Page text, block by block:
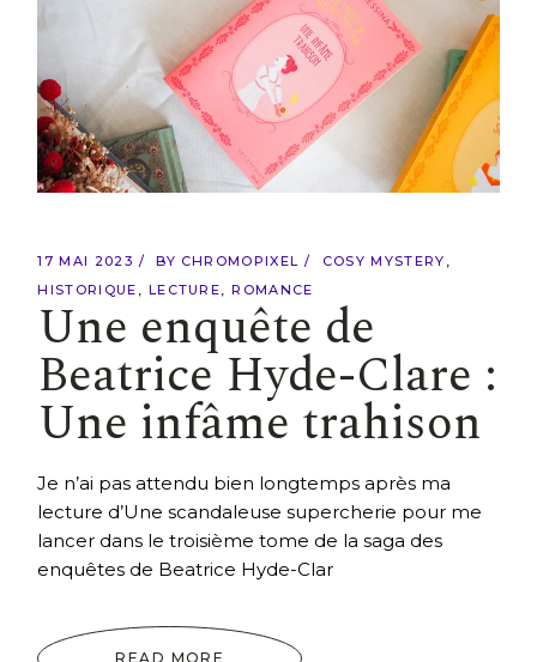
17 MAI 2023 BY CHROMOPIXEL
COSY MYSTERY
HISTORIQUE
LECTURE ROMANCE
Une enquête de
Beatrice Hyde-Clare :
Une infâme trahison
Je n’ai pas attendu bien longtemps après ma
lecture d’Une scandaleuse supercherie pour me
lancer dans le troisième tome de la saga des
enquêtes de Beatrice Hyde-Clar
READ MORE